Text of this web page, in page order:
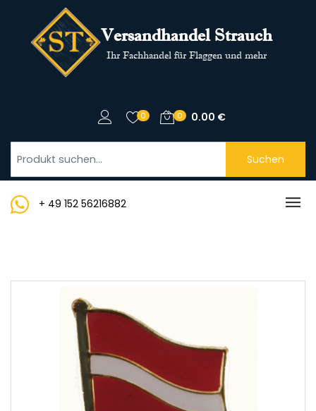
Versandhandel Strauch
Ihr Fachhandel für Flaggen und mehr
0 0 0.00 €
Suchen
+ 49 152 56216882